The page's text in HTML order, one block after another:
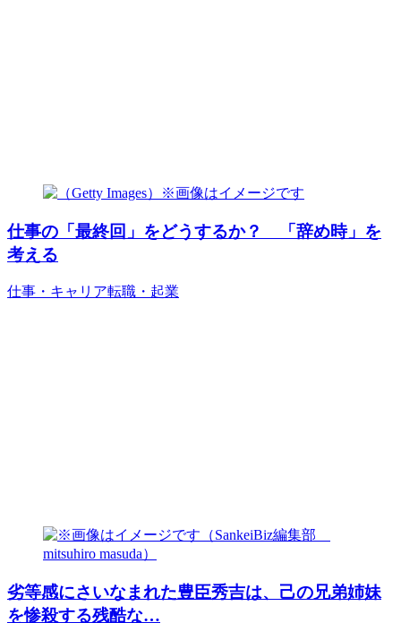
仕事の「最終回」をどうするか？ 「辞め時」を
考える
仕事・キャリア転職・起業
劣等感にさいなまれた豊臣秀吉は、己の兄弟姉妹
を惨殺する残酷な…